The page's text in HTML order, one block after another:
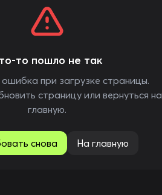
то пошло не так
при загрузке страницы.
страницу или вернуться на
главную.
снова На главную